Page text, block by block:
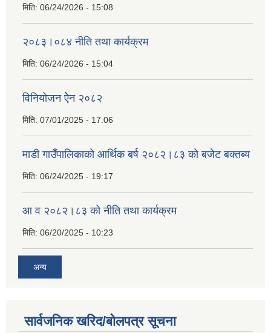
मिति: 06/24/2026 - 15:08
२०८३।०८४ नीति तथा कार्यक्रम
मिति: 06/24/2026 - 15:04
विनियोजन ऐेन २०८२
मिति: 07/01/2025 - 17:06
माडी गाउँपालिकाको आर्थिक बर्ष २०८२।८३ को बजेट बक्तब्य
मिति: 06/24/2025 - 19:17
आ व २०८२।८३ को नीति तथा कार्यक्रम
मिति: 06/20/2025 - 10:23
अन्य
सार्वजनिक खरिद/बोलपत्र सूचना